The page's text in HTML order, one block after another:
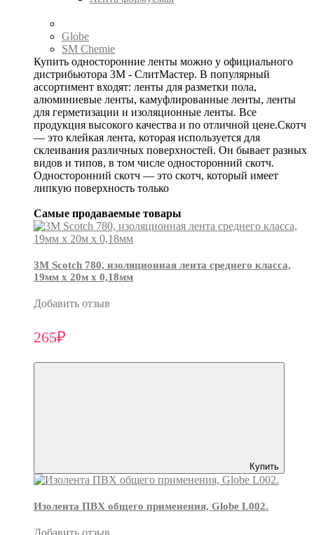
Globe
SM Chemie
Купить односторонние ленты можно у официального
дистрибьютора 3М - СлитМастер. В популярный
ассортимент входят: ленты для разметки пола,
алюминиевые ленты, камуфлированные ленты, ленты
для герметизации и изоляционные ленты. Все
продукция высокого качества и по отличной цене.Скотч
— это клейкая лента, которая используется для
склеивания различных поверхностей. Он бывает разных
видов и типов, в том числе односторонний скотч.
Односторонний скотч — это скотч, который имеет
липкую поверхность только
Самые продаваемые товары
3М Scotch 780, изоляционная лента среднего класса,
19мм х 20м х 0,18мм
Добавить отзыв
265₽
Купить
Изолента ПВХ общего применения, Globe L002.
Добавить отзыв